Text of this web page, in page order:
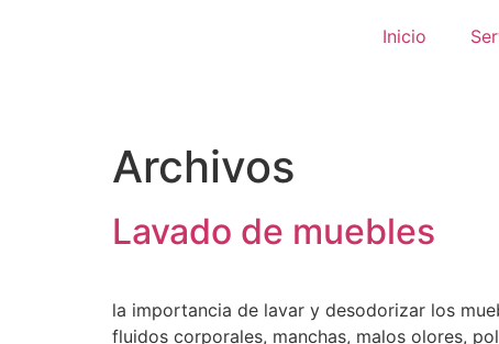
Inicio
Archivos
Lavado de muebles
la importancia de lavar y desodorizar los
fluidos corporales, manchas, malos olores,